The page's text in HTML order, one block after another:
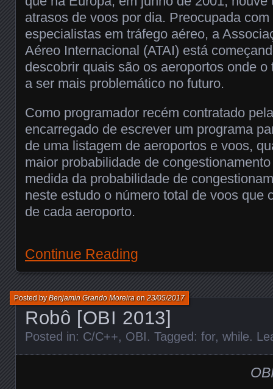
atrasos de voos por dia. Preocupada
especialistas em tráfego aéreo, a
Aéreo Internacional (ATAI) está
descobrir quais são os aeroportos onde
a ser mais problemático no futuro.
Como programador recém contratado
encarregado de escrever um programa
de uma listagem de aeroportos e voos,
maior probabilidade de
medida da probabilidade de
neste estudo o número total de voos que
de cada aeroporto.
Continue Reading
Robô [OBI 2013]
Posted byBenjamin Grando Moreiraon23/05/2017
Posted in: C/C++, OBI. Tagged: for, while.